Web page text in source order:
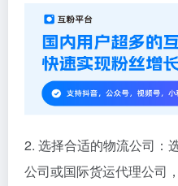
2. 选择合适的物流公司：
公司或国际货运代理公司